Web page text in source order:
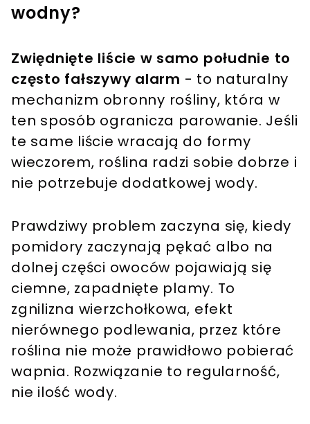
wodny?
Zwiędnięte liście w samo południe to
często fałszywy alarm - to naturalny
mechanizm obronny rośliny, która w
ten sposób ogranicza parowanie. Jeśli
te same liście wracają do formy
wieczorem, roślina radzi sobie dobrze i
nie potrzebuje dodatkowej wody.
Prawdziwy problem zaczyna się, kiedy
pomidory zaczynają pękać albo na
dolnej części owoców pojawiają się
ciemne, zapadnięte plamy. To
zgnilizna wierzchołkowa, efekt
nierównego podlewania, przez które
roślina nie może prawidłowo pobierać
wapnia. Rozwiązanie to regularność,
nie ilość wody.